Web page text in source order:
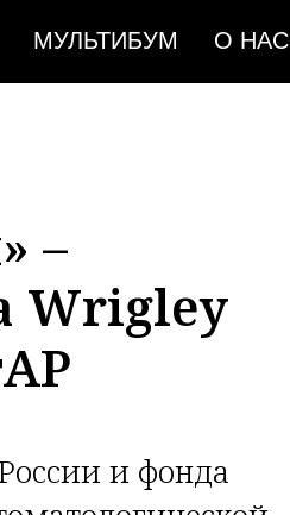
МУЛЬТИБУМ О НАС
–
Wrigley
и фонда